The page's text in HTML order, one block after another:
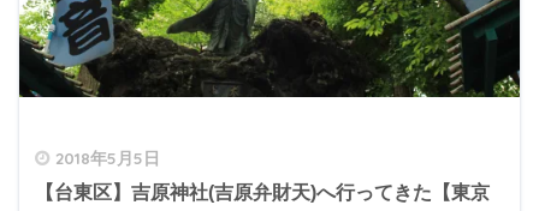
2018年5月5日
【台東区】吉原神社(吉原弁財天)へ行ってきた【東京